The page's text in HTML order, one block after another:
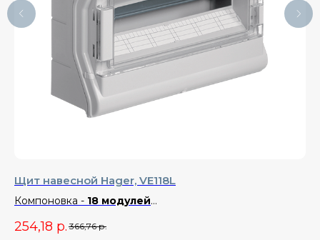
Щит навесной Hager, VE118L
Компоновка - 18 модулей
Материал -Пластик
254,18 р. 366,76 р.